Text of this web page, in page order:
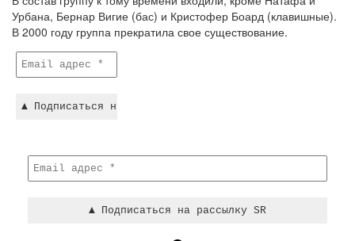
Урбана, Бернар Вигие (бас) и Кристофер Боард (клавишные).
В 2000 году группа прекратила свое существование.